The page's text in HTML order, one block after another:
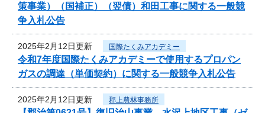
策事業）（国補正）（翌債）和田工事に関する一般競
争入札公告
2025年2月12日更新 国際たくみアカデミー
令和7年度国際たくみアカデミーで使用するプロパン
ガスの調達（単価契約）に関する一般競争入札公告
2025年2月12日更新 郡上農林事務所